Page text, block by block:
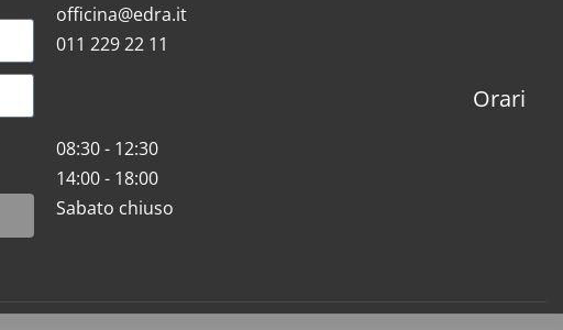
officina@edra.it
011 229 22 11
Orari
08:30 - 12:30
14:00 - 18:00
Sabato chiuso